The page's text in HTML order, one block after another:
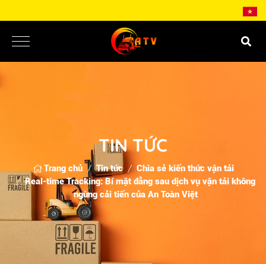
TIN TỨC
Trang chủ Tin tức
Chia sẻ kiến thức vận tải
Real-time Tracking: Bí mật đằng sau dịch vụ vận tải không
ngừng cải tiến của An Toàn Việt